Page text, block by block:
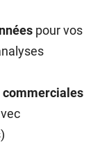
pour vos